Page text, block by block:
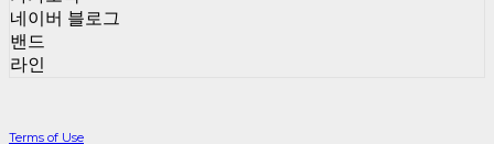
네이버 블로그
밴드
라인
Terms of Use